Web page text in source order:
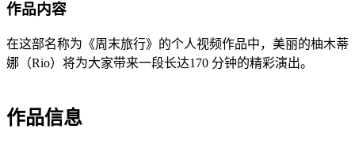
作品内容
在这部名称为《周末旅行》的个人视频作品中，美丽的柚木蒂
娜（Rio）将为大家带来一段长达170 分钟的精彩演出。
作品信息